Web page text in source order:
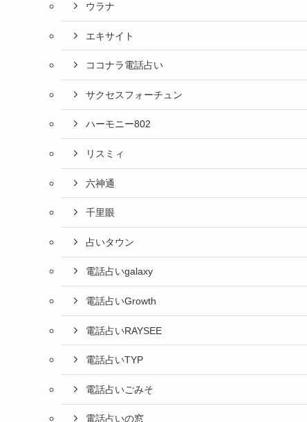
ウラナ
エキサイト
ココナラ電話占い
サクセスフォーチュン
ハーモニー802
リスミィ
六神通
千里眼
占いタウン
電話占いgalaxy
電話占いGrowth
電話占いRAYSEE
電話占いTYP
電話占いごみそ
電話占いの窓